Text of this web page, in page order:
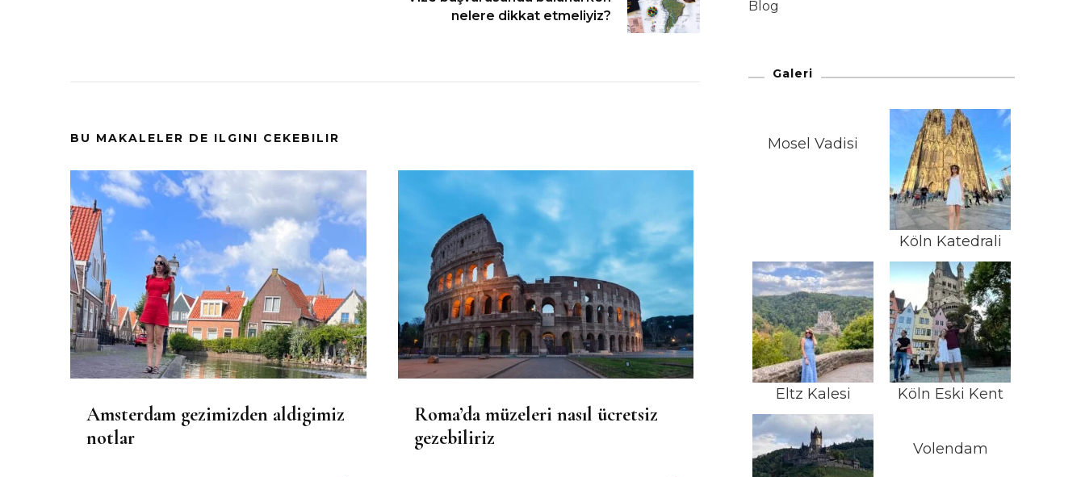
nelere dikkat etmeliyiz?
BU MAKALELER DE ILGINI CEKEBILIR
Amsterdam gezimizden aldigimiz
notlar
Roma’da müzeleri nasıl ücretsiz
gezebiliriz
Blog
Galeri
Mosel Vadisi
Köln Katedrali
Eltz Kalesi Köln Eski Kent
Volendam